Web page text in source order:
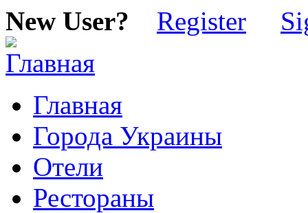
New User? Register
Главная
Города Украины
Отели
Рестораны